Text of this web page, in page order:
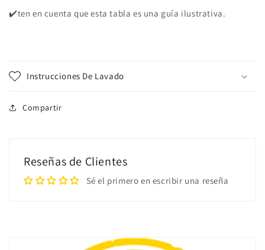
✔️ten en cuenta que esta tabla es una guía ilustrativa.
Instrucciones De Lavado
Compartir
Reseñas de Clientes
Sé el primero en escribir una reseña